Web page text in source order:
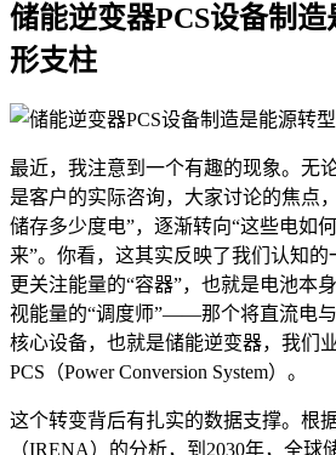
储能逆变器PCS设备制
形支柱
最近，我注意到一个有趣的现象。无
是客户的实际咨询，大家讨论的焦点
储存多少度电”，逐渐转向“这些电如
来”。你看，这其实反映了我们认知的
更关注能量的“容器”，也就是电池本
视能量的“调度师”——那个将直流电
核心设备，也就是储能逆变器，我们
PCS（Power Conversion System）。
这个转变背后有扎实的数据支撑。根
（IRENA）的分析，到2030年，全球